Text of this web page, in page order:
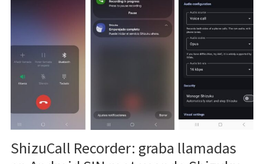
ShizuCall Recorder: graba llamadas